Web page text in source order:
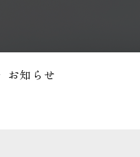
お知らせ